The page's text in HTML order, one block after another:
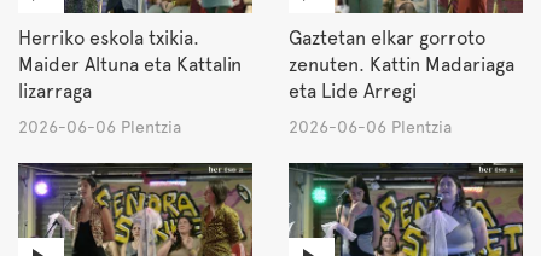
Herriko eskola txikia.
Maider Altuna eta Kattalin
lizarraga
2026-06-06 Plentzia
Gaztetan elkar gorroto
zenuten. Kattin Madariaga
eta Lide Arregi
2026-06-06 Plentzia